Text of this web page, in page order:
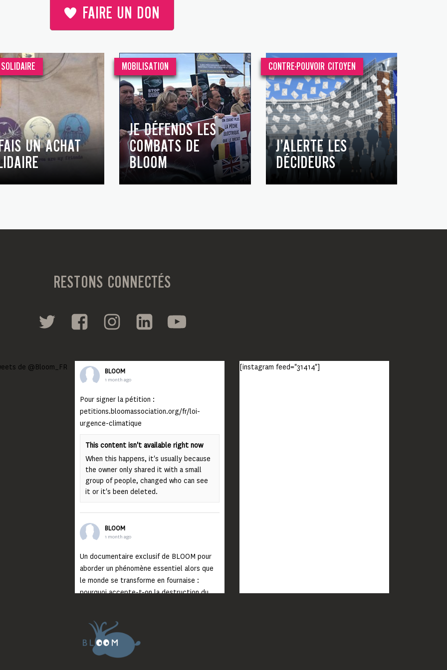
FAIRE UN DON
UN ACHAT
MOBILISATION
JE DÉFENDS LES
COMBATS DE
BLOOM
CONTRE-POUVOIR CITOYEN
J’ALERTE LES
DÉCIDEURS
RESTONS CONNECTÉS
de @Bloom_FR BLOOM
1 month ago
Pour signer la pétition :
petitions.bloomassociation.org/fr/loi-
urgence-climatique
This content isn't available right now
When this happens, it's usually because
the owner only shared it with a small
group of people, changed who can see
it or it's been deleted.
BLOOM
1 month ago
Un documentaire exclusif de BLOOM pour
aborder un phénomène essentiel alors que
le monde se transforme en fournaise :
pourquoi accepte-t-on la destruction du
Lisez jusqu’au bout et rendez-vous sur
notre chaîne Youtube (lien en bio) pour
découvrir un film qui génèrera deux choses
importantes : des conversations
[instagram feed="31414"]